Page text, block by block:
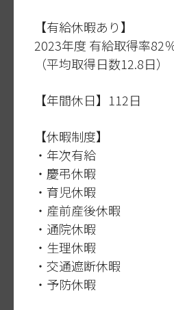
【有給休暇あり】
2023年度 有給取得率82
（平均取得日数12.8日）
【年間休日】112日
【休暇制度】
・年次有給
・慶弔休暇
・育児休暇
・産前産後休暇
・通院休暇
・生理休暇
・交通遮断休暇
・予防休暇